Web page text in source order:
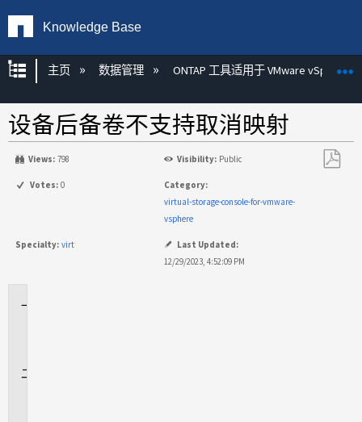
Knowledge Base
扩展/隐缩全局层次
主页 数据管理 ONTAP 工具适用于 VMware vSphere
设备后备卷不支持取消映射
Views: 798 Visibility: Public
Votes: 0
Category:
virtual-storage-console-for-vmware-
vsphere
Specialty: virt
Last Updated:
12/29/2023, 4:52:09 PM